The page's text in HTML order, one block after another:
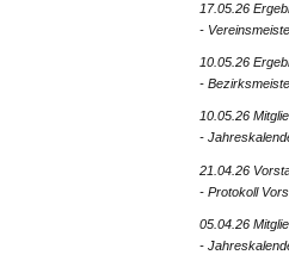
17.05.26
-
10.05.26
-
10.05.26
-
21.04.26
- Protokoll
05.04.26
-